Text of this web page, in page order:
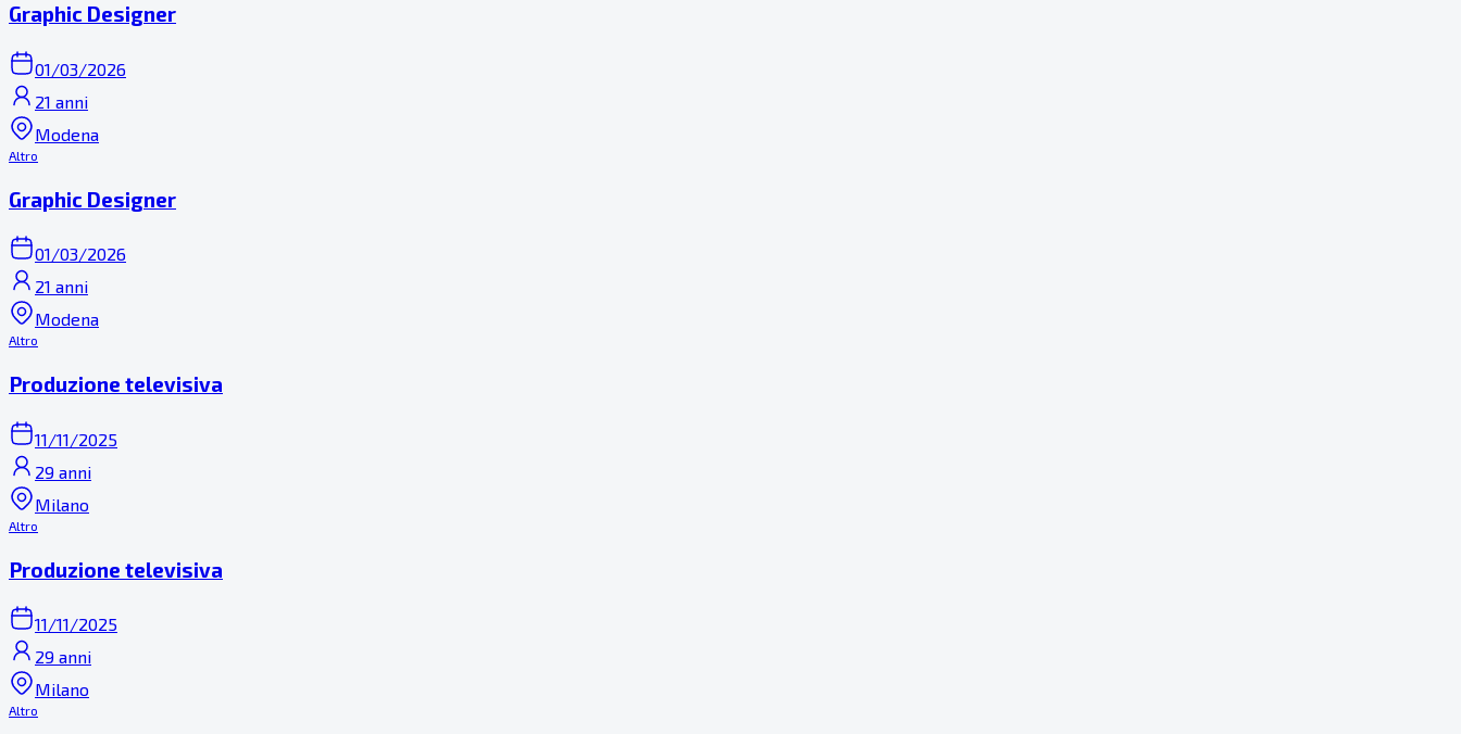
Graphic Designer
01/03/2026
21 anni
Modena
Altro
Graphic Designer
01/03/2026
21 anni
Modena
Altro
Produzione televisiva
11/11/2025
29 anni
Milano
Altro
Produzione televisiva
11/11/2025
29 anni
Milano
Altro